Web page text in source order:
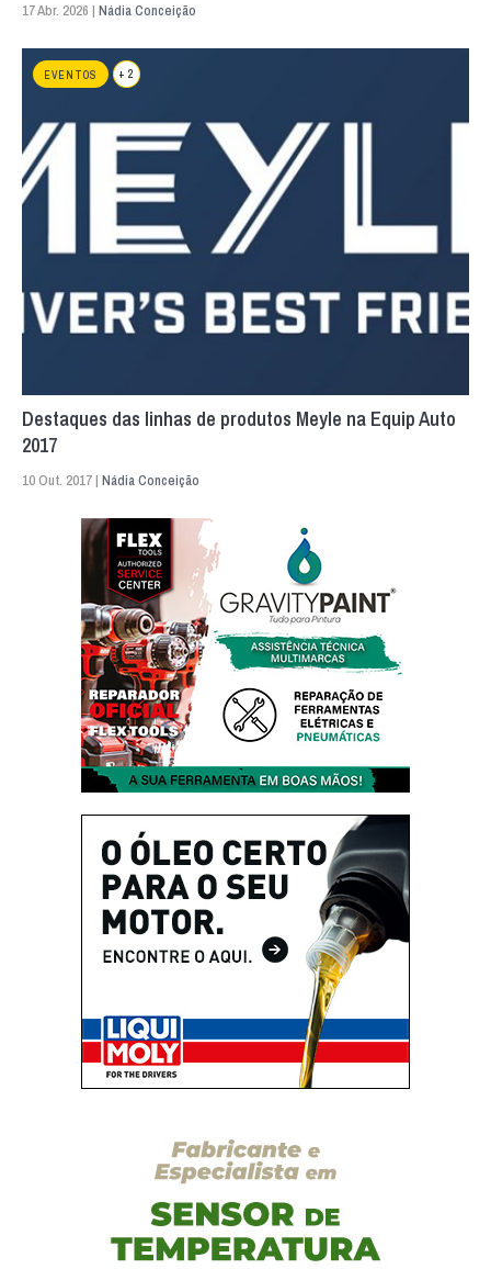
17 Abr. 2026 | Nádia Conceição
EVENTOS + 2
Destaques das linhas de produtos Meyle na Equip Auto
2017
10 Out. 2017 | Nádia Conceição